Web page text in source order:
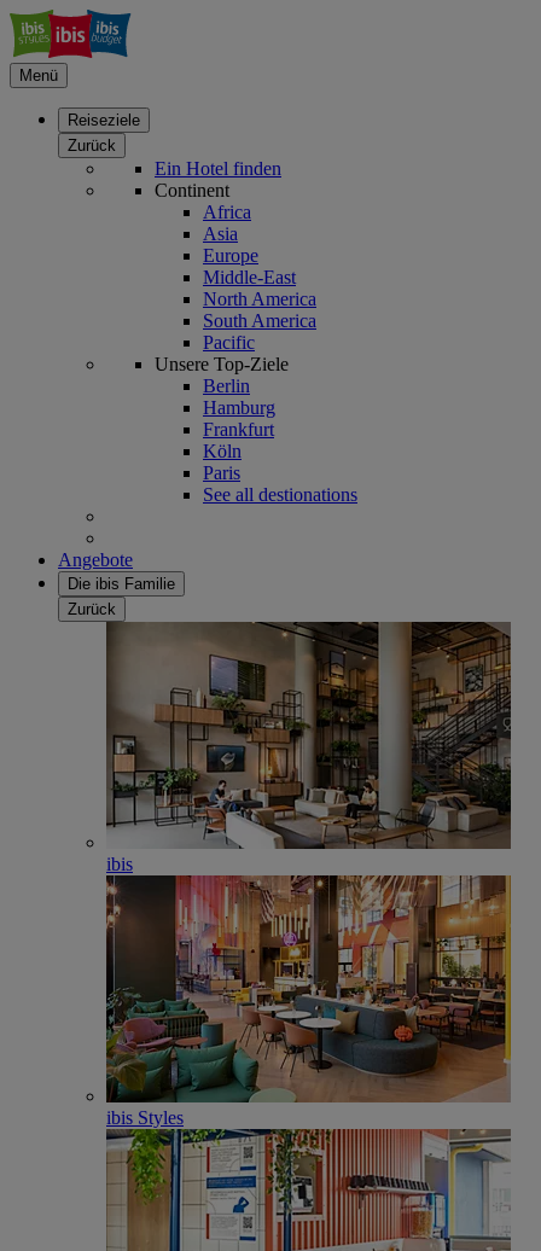
Menü
Reiseziele
Zurück
Ein Hotel finden
Continent
Africa
Asia
Europe
Middle-East
North America
South America
Pacific
Unsere Top-Ziele
Berlin
Hamburg
Frankfurt
Köln
Paris
See all destionations
Angebote
Die ibis Familie
Zurück
ibis
ibis Styles